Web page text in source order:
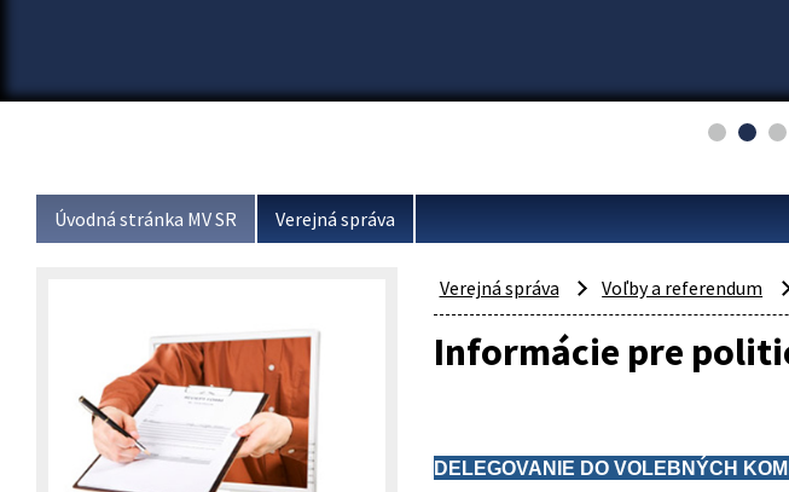
Úvodná stránka MV SR Verejná správa
Verejná správa Voľby a referendum
Informácie pre
DELEGOVANIE DO VOLEBNÝCH